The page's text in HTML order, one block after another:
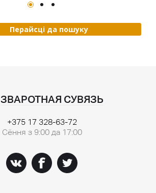
Перайсці да пошуку
ЗВАРОТНАЯ СУВЯЗЬ
+375 17 328-63-72
Сёння з 9:00 да 17:00